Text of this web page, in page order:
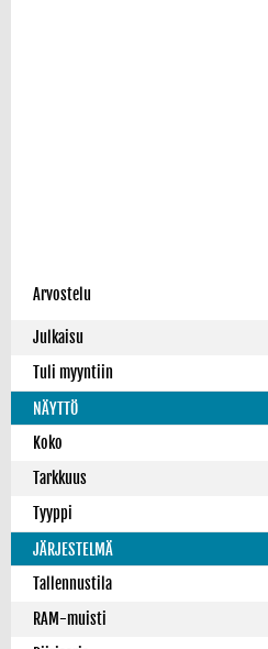
Arvostelu
Julkaisu
Tuli myyntiin
NÄYTTÖ
Koko
Tarkkuus
Tyyppi
JÄRJESTELMÄ
Tallennustila
RAM-muisti